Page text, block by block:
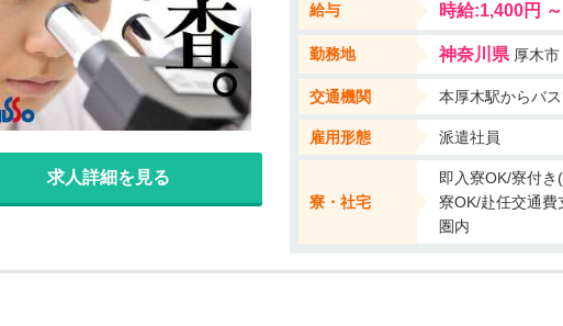
に自分のお住まいを確保することができますね！ その他ご不明点は面談時に気
求人詳細を見る
給与 時給:1,400円
勤務地 神奈川県厚木市
交通機関 本厚木駅からバ
雇用形態 派遣社員
寮・社宅
即入寮OK/寮付
寮OK/赴任交通費
圏内